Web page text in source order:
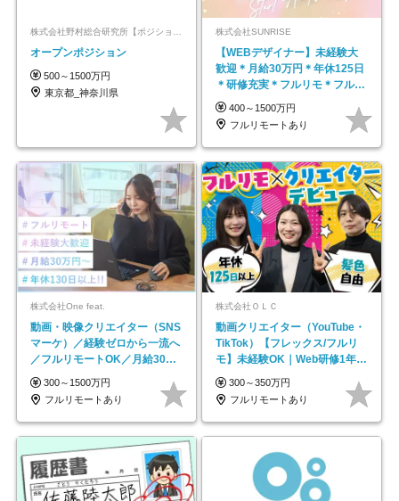
オープンポジション
500～1500万円
東京都_神奈川県
株式会社SUNRISE
【WEBデザイナー】未経験大
歓迎＊月給30万円＊年休125日
＊研修充実＊フルリモ＊フルフ
レックス＊
400～1500万円
フルリモートあり
株式会社One feat.
動画・映像クリエイター（SNS
マーケ）／経験ゼロから一流へ
／フルリモートOK／月給30万
円～／年休130日以上
300～1500万円
フルリモートあり
株式会社ＯＬＣ
動画クリエイター（YouTube・
TikTok）【フレックス/フルリ
モ】未経験OK｜Web研修1年間
｜副業OK
300～350万円
フルリモートあり